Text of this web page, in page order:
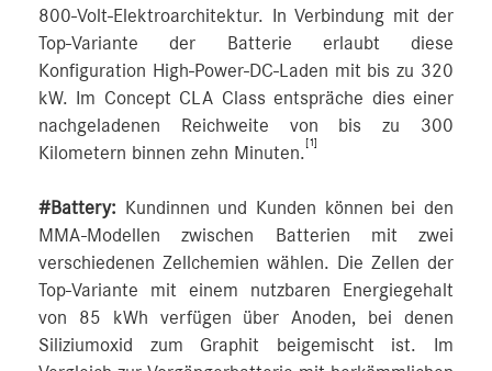
800-Volt-Elektroarchitektur. In Verbindung mit der
Top-Variante der Batterie erlaubt diese
Konfiguration High-Power-DC‑Laden mit bis zu 320
kW. Im Concept CLA Class entspräche dies einer
nachgeladenen Reichweite von bis zu 300
Kilometern binnen zehn Minuten.
[1]
#Battery:
Kundinnen und Kunden können bei den
MMA-Modellen zwischen Batterien mit zwei
verschiedenen Zellchemien wählen. Die Zellen der
Top-Variante mit einem nutzbaren Energiegehalt
von 85 kWh verfügen über Anoden, bei denen
Siliziumoxid zum Graphit beigemischt ist. Im